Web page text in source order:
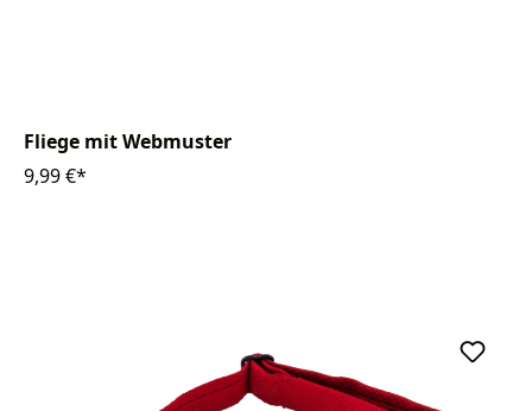
Fliege mit Webmuster
9,99 €*